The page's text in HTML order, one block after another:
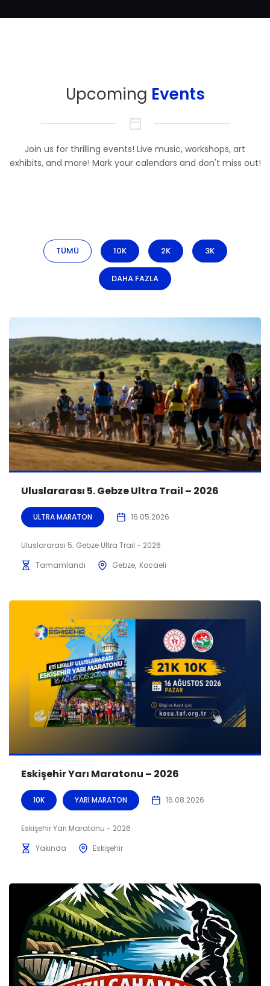
Upcoming Events
Join us for thrilling events! Live music, workshops, art
exhibits, and more! Mark your calendars and don't miss out!
TÜMÜ 10K 2K 3K
DAHA FAZLA
Uluslararası 5. Gebze Ultra Trail – 2026
ULTRA MARATON 16.05.2026
Uluslararası 5. Gebze Ultra Trail - 2026
Tamamlandı
Gebze Kocaeli
Eskişehir Yarı Maratonu – 2026
10K YARI MARATON 16.08.2026
Eskişehir Yarı Maratonu - 2026
Yakında
Eskişehir